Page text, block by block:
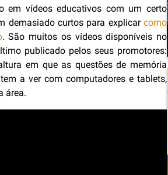
em vídeos educativos com um certo
demasiado curtos para explicar como
. São muitos os vídeos disponíveis no
publicado pelos seus promotores:
em que as questões de memória
a ver com computadores e tablets,
área.